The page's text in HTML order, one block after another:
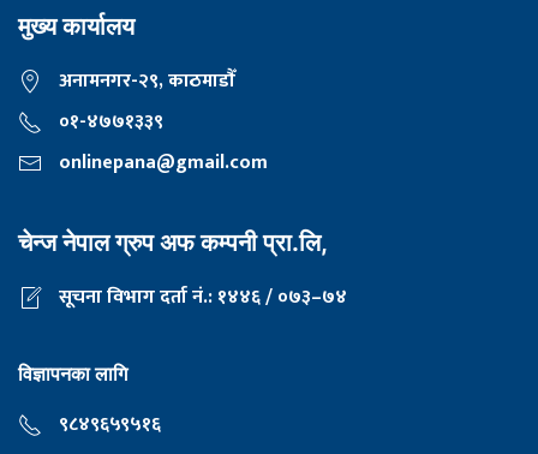
मुख्य कार्यालय
अनामनगर-२९, काठमाडाैँ
०१-४७७१३३९
onlinepana@gmail.com
चेन्ज नेपाल ग्रुप अफ कम्पनी प्रा.लि,
सूचना विभाग दर्ता नं.: १४४६ / ०७३–७४
विज्ञापनका लागि
९८४९६५९५१६